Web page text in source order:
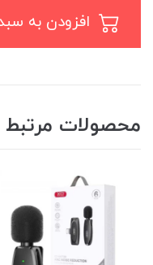
محصولات مرتبط